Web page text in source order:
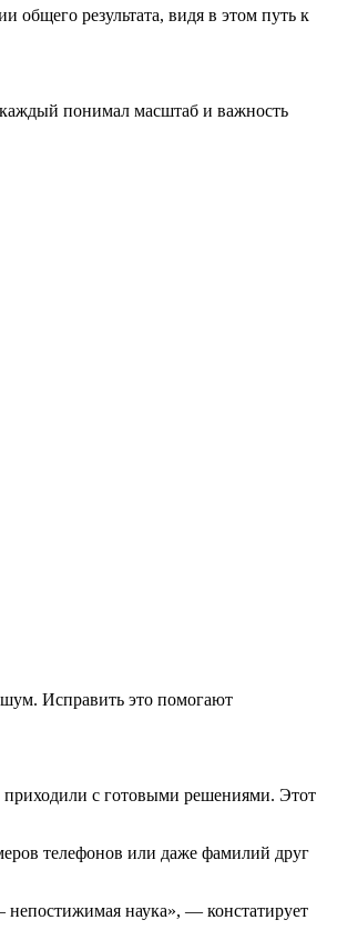
общего результата, видя в этом путь к
каждый понимал масштаб и важность
Исправить это помогают
приходили с готовыми решениями. Этот
телефонов или даже фамилий друг
наука», — констатирует